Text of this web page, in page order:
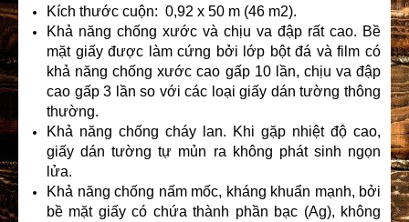
Kích thước cuộn: 0,92 x 50 m (46 m2).
Khả năng chống xước và chịu va đập rất cao. Bề
mặt giấy được làm cứng bởi lớp bột đá và film có
khả năng chống xước cao gấp 10 lần, chịu va đập
cao gấp 3 lần so với các loại giấy dán tường thông
thường.
Khả năng chống cháy lan. Khi gặp nhiệt độ cao,
giấy dán tường tự mủn ra không phát sinh ngọn
lửa.
Khả năng chống nấm mốc, kháng khuẩn mạnh, bởi
bề mặt giấy có chứa thành phần bạc (Ag), không